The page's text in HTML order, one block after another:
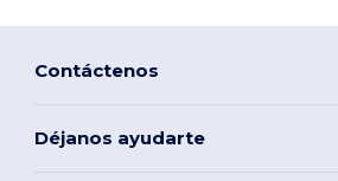
Contáctenos
Déjanos ayudarte